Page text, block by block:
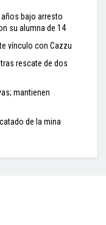
bajo arresto
su alumna de 14
vínculo con Cazzu
rescate de dos
mantienen
de la mina